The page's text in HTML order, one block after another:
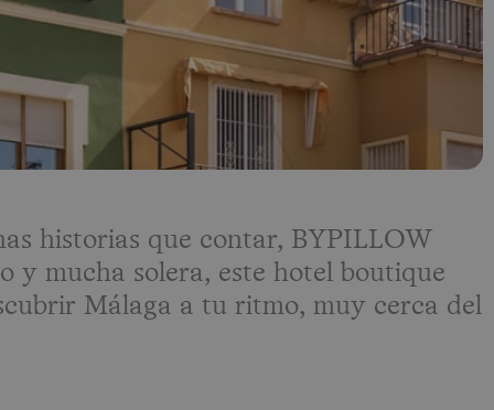
historias que contar, BYPILLOW
y mucha solera, este hotel boutique
Málaga a tu ritmo, muy cerca del